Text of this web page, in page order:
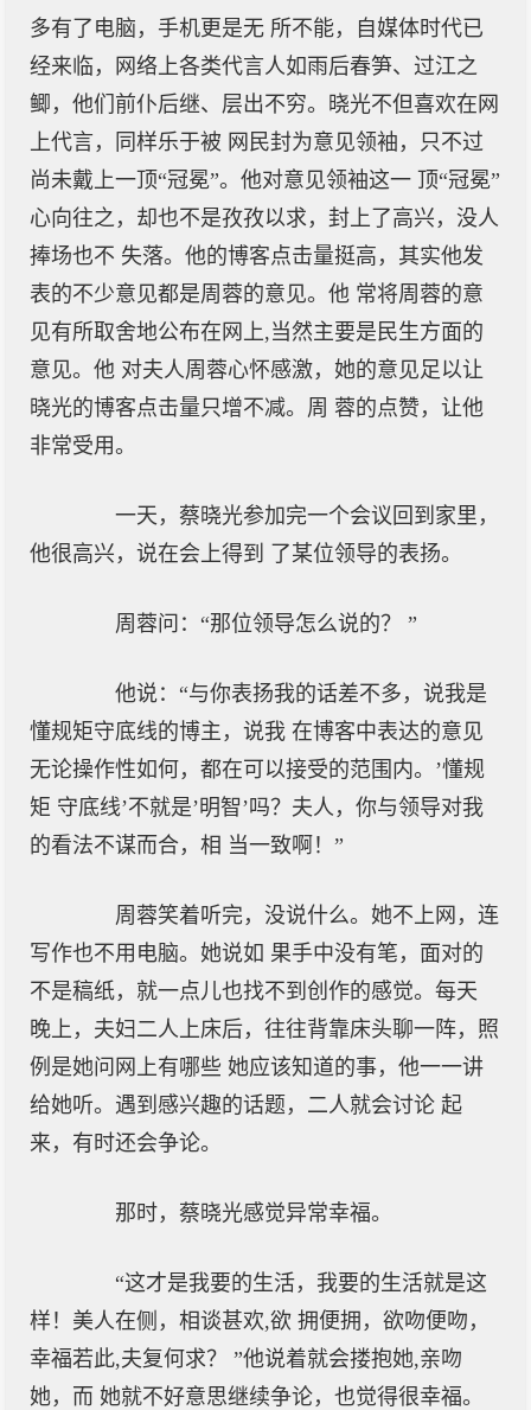
多有了电脑，手机更是无 所不能，自媒体时代已
经来临，网络上各类代言人如雨后春笋、过江之
鲫，他们前仆后继、层出不穷。晓光不但喜欢在网
上代言，同样乐于被 网民封为意见领袖，只不过
尚未戴上一顶“冠冕”。他对意见领袖这一 顶“冠冕”
心向往之，却也不是孜孜以求，封上了高兴，没人
捧场也不 失落。他的博客点击量挺高，其实他发
表的不少意见都是周蓉的意见。他 常将周蓉的意
见有所取舍地公布在网上,当然主要是民生方面的
意见。他 对夫人周蓉心怀感激，她的意见足以让
晓光的博客点击量只增不减。周 蓉的点赞，让他
非常受用。
一天，蔡晓光参加完一个会议回到家里，
他很高兴，说在会上得到 了某位领导的表扬。
周蓉问：“那位领导怎么说的？ ”
他说：“与你表扬我的话差不多，说我是
懂规矩守底线的博主，说我 在博客中表达的意见
无论操作性如何，都在可以接受的范围内。’懂规
矩 守底线’不就是’明智’吗？夫人，你与领导对我
的看法不谋而合，相 当一致啊！”
周蓉笑着听完，没说什么。她不上网，连
写作也不用电脑。她说如 果手中没有笔，面对的
不是稿纸，就一点儿也找不到创作的感觉。每天
晚上，夫妇二人上床后，往往背靠床头聊一阵，照
例是她问网上有哪些 她应该知道的事，他一一讲
给她听。遇到感兴趣的话题，二人就会讨论 起
来，有时还会争论。
那时，蔡晓光感觉异常幸福。
“这才是我要的生活，我要的生活就是这
样！美人在侧，相谈甚欢,欲 拥便拥，欲吻便吻，
幸福若此,夫复何求？ ”他说着就会搂抱她,亲吻
她，而 她就不好意思继续争论，也觉得很幸福。